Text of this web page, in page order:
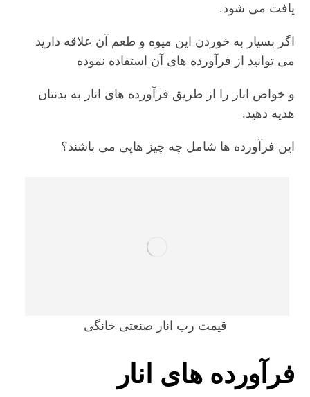
یافت می شود.
اگر بسیار به خوردن این میوه و طعم آن علاقه دارید
می توانید از فرآورده های آن استفاده نموده
و خواص انار را از طریق فرآورده های انار به بدنتان
هدیه دهید.
این فرآورده ها شامل چه چیز هایی می باشند؟
قیمت رب انار صنعتی خانگی
فرآورده های انار